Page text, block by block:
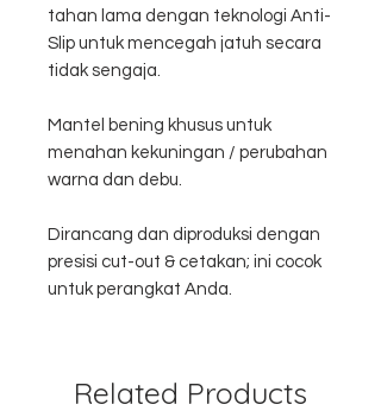
tahan lama dengan teknologi Anti-
Slip untuk mencegah jatuh secara
tidak sengaja.
Mantel bening khusus untuk
menahan kekuningan / perubahan
warna dan debu.
Dirancang dan diproduksi dengan
presisi cut-out & cetakan; ini cocok
untuk perangkat Anda.
Related Products